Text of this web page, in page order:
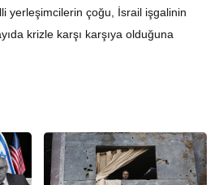
yerleşimcilerin çoğu, İsrail işgalinin
krizle karşı karşıya olduğuna